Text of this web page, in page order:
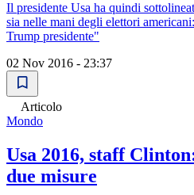
Il presidente Usa ha quindi
sia nelle mani degli elettori
Trump presidente"
02 Nov 2016 - 23:37
Articolo
Mondo
Usa 2016, staff
due misure